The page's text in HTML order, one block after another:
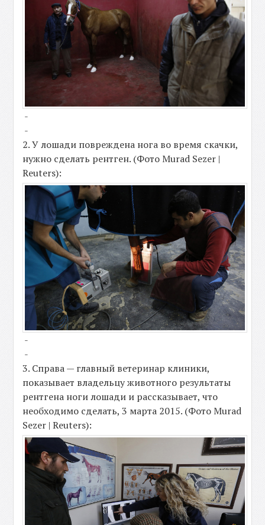
-
-
2. У лошади повреждена нога во время скачки,
нужно сделать рентген. (Фото Murad Sezer |
Reuters):
-
-
3. Справа — главный ветеринар клиники,
показывает владельцу животного результаты
рентгена ноги лошади и рассказывает, что
необходимо сделать, 3 марта 2015. (Фото Murad
Sezer | Reuters):